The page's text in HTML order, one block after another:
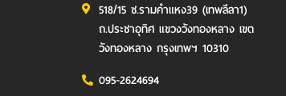
518/15 ซ.รามคำแหง39 (เทพลีลา1)
ถ.ประชาอุทิศ แขวงวังทองหลาง เขต
วังทองหลาง กรุงเทพฯ 10310
095-2624694